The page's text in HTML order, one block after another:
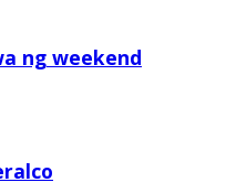
ng weekend